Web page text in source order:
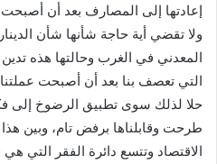
إعادتها إلى المصارف بعد أن
ولا تقضي أية حاجة شأنها شأن
المعدني في الغرب وحالتها هذه
التي تعصف بنا بعد أن أصبحت
حلا لذلك سوى تطبيق الرضوخ إلى
طرحت وقابلناها برفض تام، وبين
الاقتصاد وتتسع دائرة الفقر التي